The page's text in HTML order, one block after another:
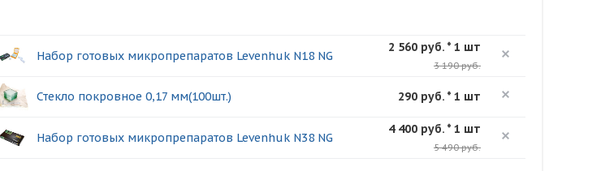
Набор готовых микропрепаратов Levenhuk N18 NG
2 560 руб. * 1 шт
3 190 руб.
Стекло покровное 0,17 мм(100шт.) 290 руб. * 1 шт
Набор готовых микропрепаратов Levenhuk N38 NG
4 400 руб. * 1 шт
5 490 руб.